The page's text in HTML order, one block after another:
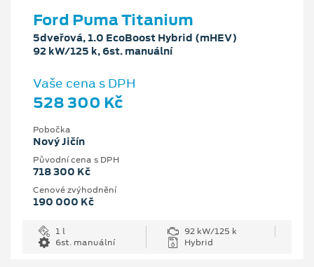
Ford Puma Titanium
5dveřová, 1.0 EcoBoost Hybrid (mHEV)
92 kW/125 k, 6st. manuální
Vaše cena s DPH
528 300 Kč
Pobočka
Nový Jičín
Původní cena s DPH
718 300 Kč
Cenové zvýhodnění
190 000 Kč
1 l
92 kW/125 k
6st. manuální
Hybrid